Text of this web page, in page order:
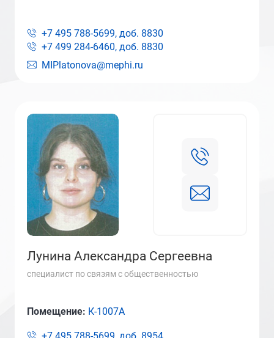
MIPlatonova@mephi.ru
+7 495 788-5699, доб. 8830
+7 499 284-6460, доб. 8830
Лунина Александра Сергеевна
специалист по связям с общественностью
Помещение: К-1007А